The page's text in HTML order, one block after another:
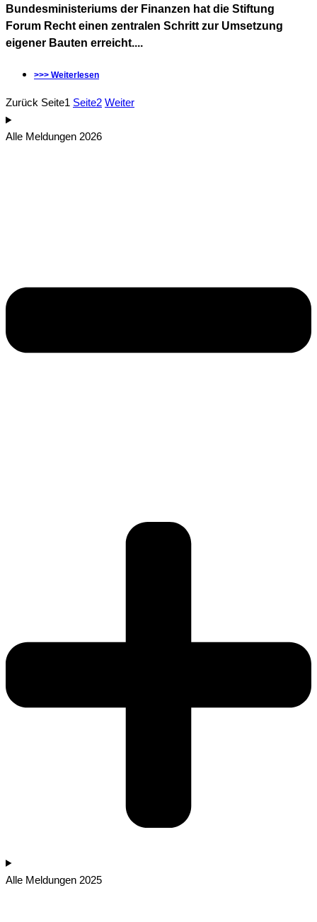
Bundesministeriums der Finanzen hat die Stiftung
Forum Recht einen zentralen Schritt zur Umsetzung
eigener Bauten erreicht....
>>> Weiterlesen
Zurück Seite1 Seite2 Weiter
Alle Meldungen 2026
Alle Meldungen 2025